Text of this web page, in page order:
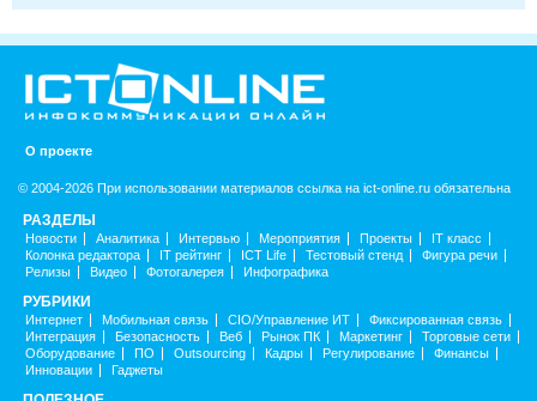
О проекте
© 2004-2026 При использовании материалов ссылка на ict-online.ru обязательна
РАЗДЕЛЫ
Новости Аналитика Интервью Мероприятия Проекты
IT класс
Колонка редактора
IT рейтинг ICT Life Тестовый стенд
Фигура речи
Релизы
Видео Фотогалерея Инфографика
РУБРИКИ
Интернет Мобильная связь CIO/Управление ИТ
Фиксированная связь
Интеграция
Безопасность Веб Рынок ПК Маркетинг
Торговые сети
Оборудование
ПО Outsourcing Кадры Регулирование
Финансы
Инновации
Гаджеты